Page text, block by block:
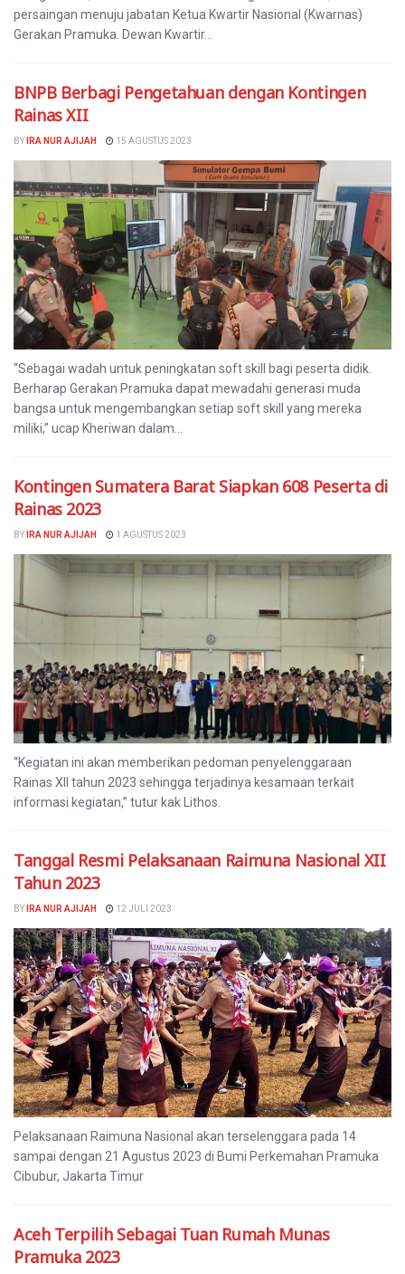
persaingan menuju jabatan Ketua Kwartir Nasional (Kwarnas)
Gerakan Pramuka. Dewan Kwartir...
BNPB Berbagi Pengetahuan dengan Kontingen
Rainas XII
BY IRA NUR AJIJAH 15 AGUSTUS 2023
“Sebagai wadah untuk peningkatan soft skill bagi peserta didik.
Berharap Gerakan Pramuka dapat mewadahi generasi muda
bangsa untuk mengembangkan setiap soft skill yang mereka
miliki,” ucap Kheriwan dalam...
Kontingen Sumatera Barat Siapkan 608 Peserta di
Rainas 2023
BY IRA NUR AJIJAH 1 AGUSTUS 2023
“Kegiatan ini akan memberikan pedoman penyelenggaraan
Rainas XII tahun 2023 sehingga terjadinya kesamaan terkait
informasi kegiatan,” tutur kak Lithos.
Tanggal Resmi Pelaksanaan Raimuna Nasional XII
Tahun 2023
BY IRA NUR AJIJAH 12 JULI 2023
Pelaksanaan Raimuna Nasional akan terselenggara pada 14
sampai dengan 21 Agustus 2023 di Bumi Perkemahan Pramuka
Cibubur, Jakarta Timur
Aceh Terpilih Sebagai Tuan Rumah Munas
Pramuka 2023